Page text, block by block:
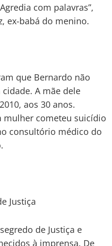
com palavras”,
ex-babá do menino.
que Bernardo não
A mãe dele
aos 30 anos.
mulher cometeu suicídio
consultório médico do
Justiça
de Justiça e
à imprensa. De